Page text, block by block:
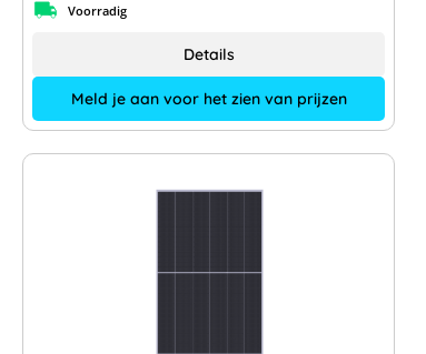
Voorradig
Meld je aan voor het zien van prijzen
Details